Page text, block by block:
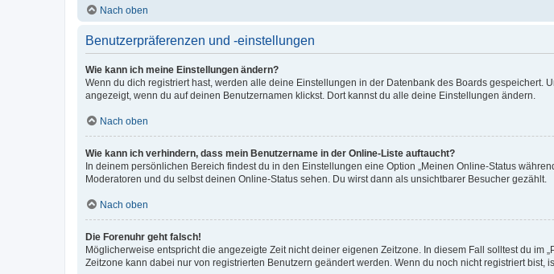
Nach oben
Benutzerpräferenzen und -einstellungen
Wie kann ich meine Einstellungen ändern?
Wenn du dich registriert hast, werden alle deine Einstellungen in der Datenbank des Boards gespeichert.
angezeigt, wenn du auf deinen Benutzernamen klickst. Dort kannst du alle deine Einstellungen ändern.
Nach oben
Wie kann ich verhindern, dass mein Benutzername in der Online-Liste auftaucht?
In deinem persönlichen Bereich findest du in den Einstellungen eine Option „Meinen Online-Status
Moderatoren und du selbst deinen Online-Status sehen. Du wirst dann als unsichtbarer Besucher gezählt.
Nach oben
Die Forenuhr geht falsch!
Möglicherweise entspricht die angezeigte Zeit nicht deiner eigenen Zeitzone. In diesem Fall solltest du im
Zeitzone kann dabei nur von registrierten Benutzern geändert werden. Wenn du noch nicht registriert bist,